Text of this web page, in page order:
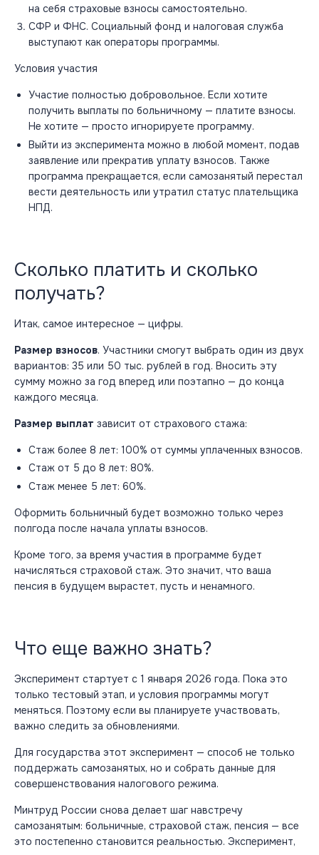
на себя страховые взносы самостоятельно.
СФР и ФНС. Социальный фонд и налоговая служба
выступают как операторы программы.
Условия участия
Участие полностью добровольное. Если хотите
получить выплаты по больничному — платите взносы.
Не хотите — просто игнорируете программу.
Выйти из эксперимента можно в любой момент, подав
заявление или прекратив уплату взносов. Также
программа прекращается, если самозанятый перестал
вести деятельность или утратил статус плательщика
НПД.
Сколько платить и сколько
получать?
Итак, самое интересное — цифры.
Размер взносов. Участники смогут выбрать один из двух
вариантов: 35 или 50 тыс. рублей в год. Вносить эту
сумму можно за год вперед или поэтапно — до конца
каждого месяца.
Размер выплат зависит от страхового стажа:
Стаж более 8 лет: 100% от суммы уплаченных взносов.
Стаж от 5 до 8 лет: 80%.
Стаж менее 5 лет: 60%.
Оформить больничный будет возможно только через
полгода после начала уплаты взносов.
Кроме того, за время участия в программе будет
начисляться страховой стаж. Это значит, что ваша
пенсия в будущем вырастет, пусть и ненамного.
Что еще важно знать?
Эксперимент стартует с 1 января 2026 года. Пока это
только тестовый этап, и условия программы могут
меняться. Поэтому если вы планируете участвовать,
важно следить за обновлениями.
Для государства этот эксперимент — способ не только
поддержать самозанятых, но и собрать данные для
совершенствования налогового режима.
Минтруд России снова делает шаг навстречу
самозанятым: больничные, страховой стаж, пенсия — все
это постепенно становится реальностью. Эксперимент,